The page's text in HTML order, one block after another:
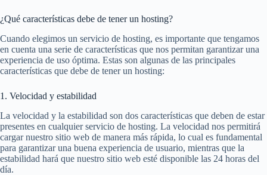
¿Qué características debe de tener un hosting?
Cuando elegimos un servicio de hosting, es importante que tengamos
en cuenta una serie de características que nos permitan garantizar una
experiencia de uso óptima. Estas son algunas de las principales
características que debe de tener un hosting:
1. Velocidad y estabilidad
La velocidad y la estabilidad son dos características que deben de estar
presentes en cualquier servicio de hosting. La velocidad nos permitirá
cargar nuestro sitio web de manera más rápida, lo cual es fundamental
para garantizar una buena experiencia de usuario, mientras que la
estabilidad hará que nuestro sitio web esté disponible las 24 horas del
día.